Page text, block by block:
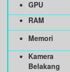
GPU
RAM
Memori
Kamera
Belakang